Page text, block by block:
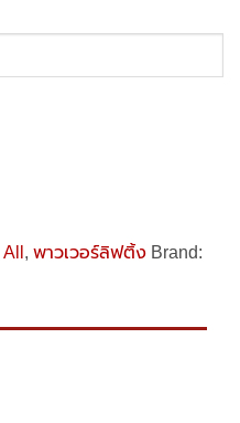
All , พาวเวอร์ลิฟติ้ง Brand: